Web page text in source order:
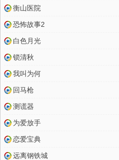
衡山医院
恐怖故事2
白色月光
锁清秋
我叫为何
回马枪
测谎器
为爱放手
恋爱宝典
远离钢铁城